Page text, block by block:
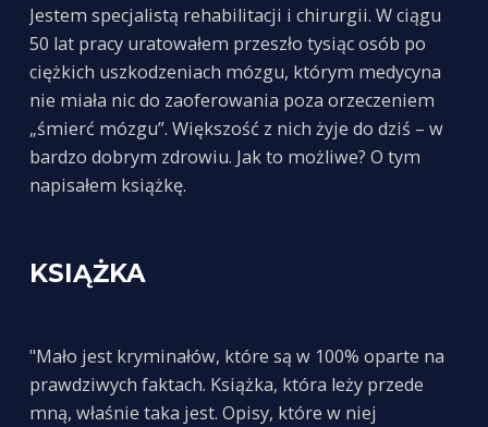
Jestem specjalistą rehabilitacji i chirurgii. W ciągu
50 lat pracy uratowałem przeszło tysiąc osób po
ciężkich uszkodzeniach mózgu, którym medycyna
nie miała nic do zaoferowania poza orzeczeniem
„śmierć mózgu”. Większość z nich żyje do dziś – w
bardzo dobrym zdrowiu. Jak to możliwe? O tym
napisałem książkę.
KSIĄŻKA
"Mało jest kryminałów, które są w 100% oparte na
prawdziwych faktach. Książka, która leży przede
mną, właśnie taka jest. Opisy, które w niej